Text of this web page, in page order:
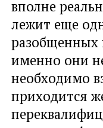
вполне
лежит еще
разобщенных
именно они
необходимо
приходится